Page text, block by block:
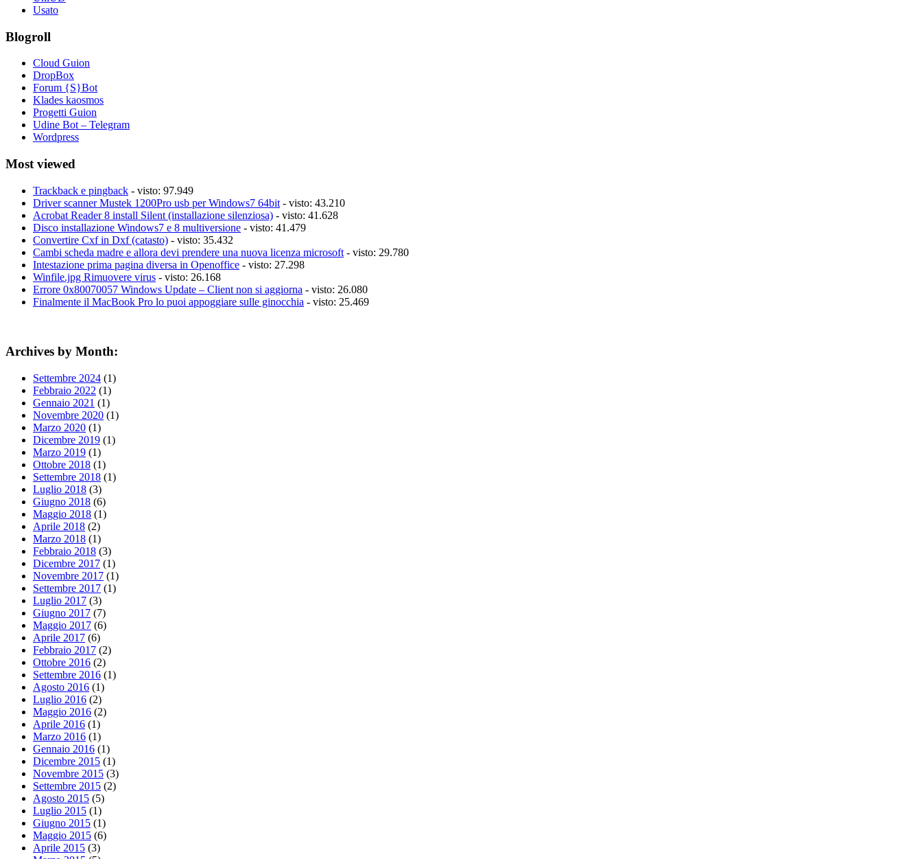
Usato
Blogroll
Cloud Guion
DropBox
Forum {S}Bot
Klades kaosmos
Progetti Guion
Udine Bot – Telegram
Wordpress
Most viewed
Trackback e pingback - visto: 97.949
Driver scanner Mustek 1200Pro usb per Windows7 64bit - visto: 43.210
Acrobat Reader 8 install Silent (installazione silenziosa) - visto: 41.628
Disco installazione Windows7 e 8 multiversione - visto: 41.479
Convertire Cxf in Dxf (catasto) - visto: 35.432
Cambi scheda madre e allora devi prendere una nuova licenza microsoft - visto: 29.780
Intestazione prima pagina diversa in Openoffice - visto: 27.298
Winfile.jpg Rimuovere virus - visto: 26.168
Errore 0x80070057 Windows Update – Client non si aggiorna - visto: 26.080
Finalmente il MacBook Pro lo puoi appoggiare sulle ginocchia - visto: 25.469
Archives by Month:
Settembre 2024 (1)
Febbraio 2022 (1)
Gennaio 2021 (1)
Novembre 2020 (1)
Marzo 2020 (1)
Dicembre 2019 (1)
Marzo 2019 (1)
Ottobre 2018 (1)
Settembre 2018 (1)
Luglio 2018 (3)
Giugno 2018 (6)
Maggio 2018 (1)
Aprile 2018 (2)
Marzo 2018 (1)
Febbraio 2018 (3)
Dicembre 2017 (1)
Novembre 2017 (1)
Settembre 2017 (1)
Luglio 2017 (3)
Giugno 2017 (7)
Maggio 2017 (6)
Aprile 2017 (6)
Febbraio 2017 (2)
Ottobre 2016 (2)
Settembre 2016 (1)
Agosto 2016 (1)
Luglio 2016 (2)
Maggio 2016 (2)
Aprile 2016 (1)
Marzo 2016 (1)
Gennaio 2016 (1)
Dicembre 2015 (1)
Novembre 2015 (3)
Settembre 2015 (2)
Agosto 2015 (5)
Luglio 2015 (1)
Giugno 2015 (1)
Maggio 2015 (6)
Aprile 2015 (3)